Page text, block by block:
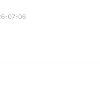
07-06